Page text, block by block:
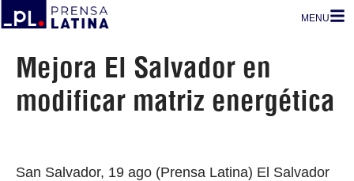
MENU
Mejora El Salvador en
modificar matriz energética
San Salvador, 19 ago (Prensa Latina) El Salvador